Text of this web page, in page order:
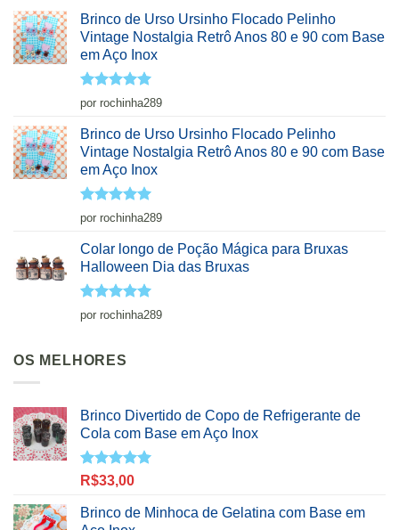
Brinco de Urso Ursinho Flocado Pelinho
Vintage Nostalgia Retrô Anos 80 e 90 com Base
em Aço Inox
Avaliação5
de 5
por rochinha289
Brinco de Urso Ursinho Flocado Pelinho
Vintage Nostalgia Retrô Anos 80 e 90 com Base
em Aço Inox
Avaliação5
de 5
por rochinha289
Colar longo de Poção Mágica para Bruxas
Halloween Dia das Bruxas
Avaliação5
de 5
por rochinha289
OS MELHORES
Brinco Divertido de Copo de Refrigerante de
Cola com Base em Aço Inox
Avaliação
5.00
de 5
R$33,00
Brinco de Minhoca de Gelatina com Base em